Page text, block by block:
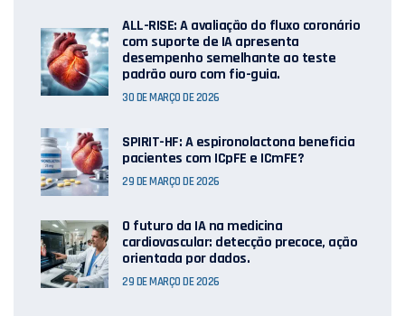
ALL-RISE: A avaliação do fluxo coronário
com suporte de IA apresenta
desempenho semelhante ao teste
padrão ouro com fio-guia.
30 DE MARÇO DE 2026
SPIRIT-HF: A espironolactona beneficia
pacientes com ICpFE e ICmFE?
29 DE MARÇO DE 2026
O futuro da IA ​​na medicina
cardiovascular: detecção precoce, ação
orientada por dados.
29 DE MARÇO DE 2026